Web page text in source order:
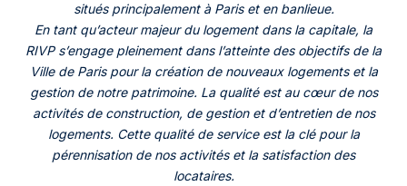
situés principalement à Paris et en banlieue.
En tant qu’acteur majeur du logement dans la capitale, la
RIVP s’engage pleinement dans l’atteinte des objectifs de la
Ville de Paris pour la création de nouveaux logements et la
gestion de notre patrimoine. La qualité est au cœur de nos
activités de construction, de gestion et d’entretien de nos
logements. Cette qualité de service est la clé pour la
pérennisation de nos activités et la satisfaction des
locataires.